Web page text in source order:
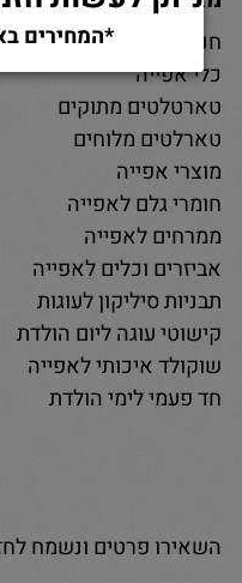
חנות למוצרי אפייה
כלי אפייה
טארטלטים מתוקים
טארלטים מלוחים
מוצרי אפייה
חומרי גלם לאפייה
ממרחים לאפייה
אביזרים וכלים לאפייה
תבניות סיליקון לעוגות
קישוטי עוגה ליום הולדת
שוקולד איכותי לאפייה
חד פעמי לימי הולדת
השאירו פרטים ונשמח
*המחירים